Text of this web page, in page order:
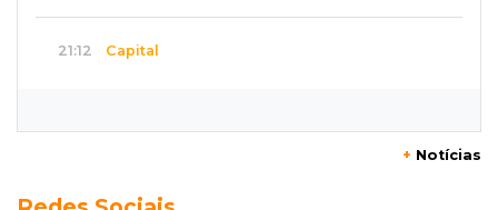
21:12 Capital
Ventania adia Botafogo x Fluminense pelo
+ Notícias